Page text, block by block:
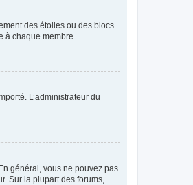
des étoiles ou des blocs
à chaque membre.
L’administrateur du
général, vous ne pouvez pas
Sur la plupart des forums,